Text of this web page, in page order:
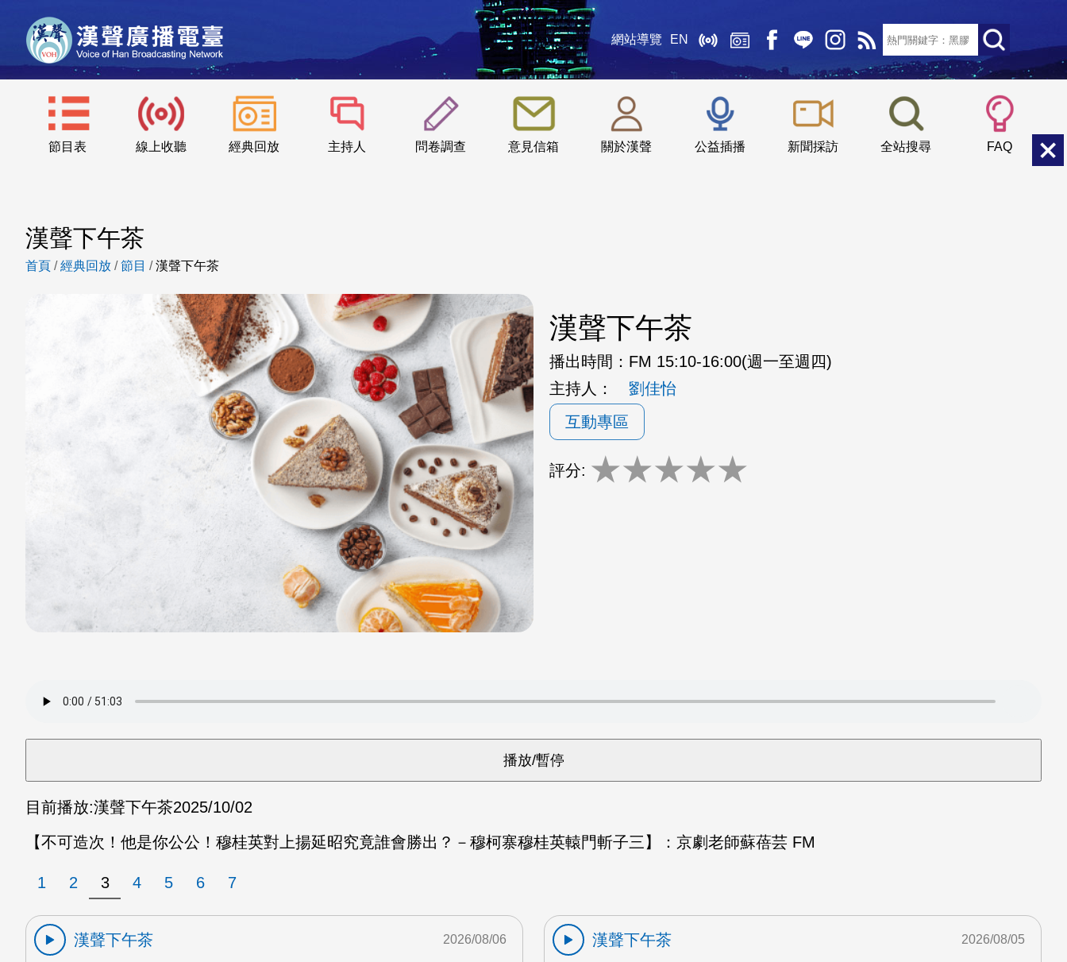
網站導覽 EN
節目表 線上收聽 經典回放 主持人 問卷調查 意見信箱 關於漢聲 公益插播 新聞採訪 全站搜尋 FAQ
::: 小 中
漢聲下午茶
首頁 /經典回放 /節目 /漢聲下午茶
漢聲下午茶
播出時間： FM 15:10-16:00(週一至週四)
主持人：
劉佳怡
互動專區
評分: ★★★★★
目前播放:漢聲下午茶2025/10/02
【不可造次！他是你公公！穆桂英對上揚延昭究竟誰會勝出？－穆柯寨穆桂英轅門斬子三】：京劇老師蘇蓓芸 FM
1 2 3 4 5 6 7
漢聲下午茶
2026/08/06
漢聲下午茶
2026/08/05